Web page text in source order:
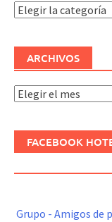
Categorías
ARCHIVOS
Archivos
FACEBOOK
Grupo - Amigos de